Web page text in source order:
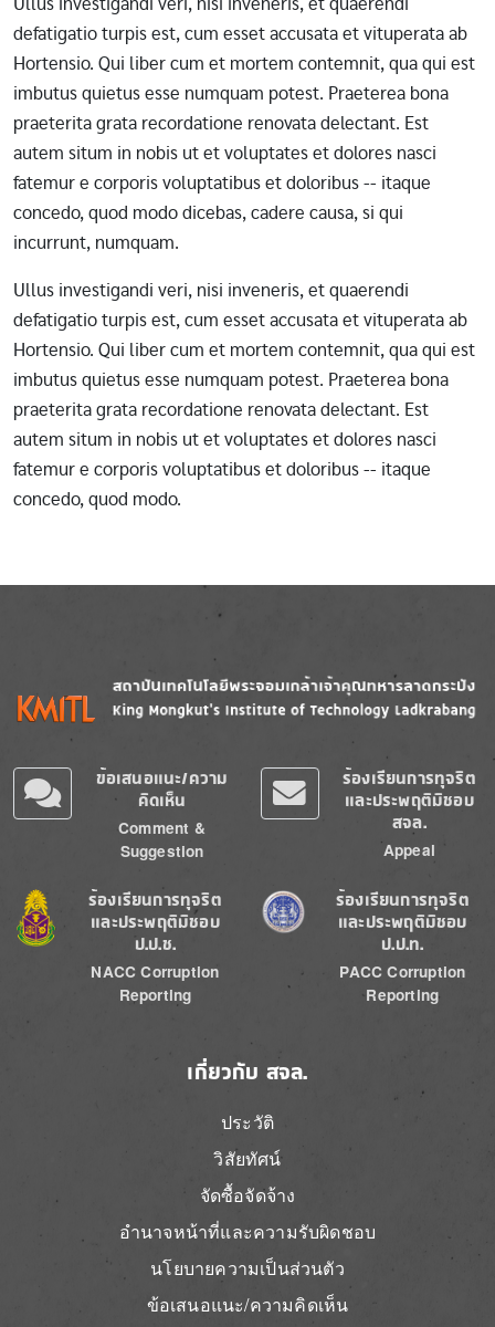
Ullus investigandi veri, nisi inveneris, et quaerendi
defatigatio turpis est, cum esset accusata et vituperata ab
Hortensio. Qui liber cum et mortem contemnit, qua qui est
imbutus quietus esse numquam potest. Praeterea bona
praeterita grata recordatione renovata delectant. Est
autem situm in nobis ut et voluptates et dolores nasci
fatemur e corporis voluptatibus et doloribus -- itaque
concedo, quod modo dicebas, cadere causa, si qui
incurrunt, numquam.
Ullus investigandi veri, nisi inveneris, et quaerendi
defatigatio turpis est, cum esset accusata et vituperata ab
Hortensio. Qui liber cum et mortem contemnit, qua qui est
imbutus quietus esse numquam potest. Praeterea bona
praeterita grata recordatione renovata delectant. Est
autem situm in nobis ut et voluptates et dolores nasci
fatemur e corporis voluptatibus et doloribus -- itaque
concedo, quod modo.
Image
ข้อเสนอแนะ/ความ
คิดเห็น
Comment &
Suggestion
ร้องเรียนการทุจริต
และประพฤติมิชอบ
สจล.
Appeal
Image
ร้องเรียนการทุจริต
และประพฤติมิชอบ
ป.ป.ช.
NACC Corruption
Reporting
Image
ร้องเรียนการทุจริต
และประพฤติมิชอบ
ป.ป.ท.
PACC Corruption
Reporting
เกี่ยวกับ สจล.
ประวัติ
วิสัยทัศน์
จัดซื้อจัดจ้าง
อำนาจหน้าที่และความรับผิดชอบ
นโยบายความเป็นส่วนตัว
ข้อเสนอแนะ/ความคิดเห็น